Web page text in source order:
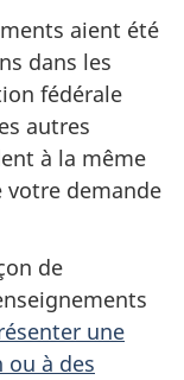
aient été
dans les
fédérale
autres
à la même
demande
de
une
ou à des